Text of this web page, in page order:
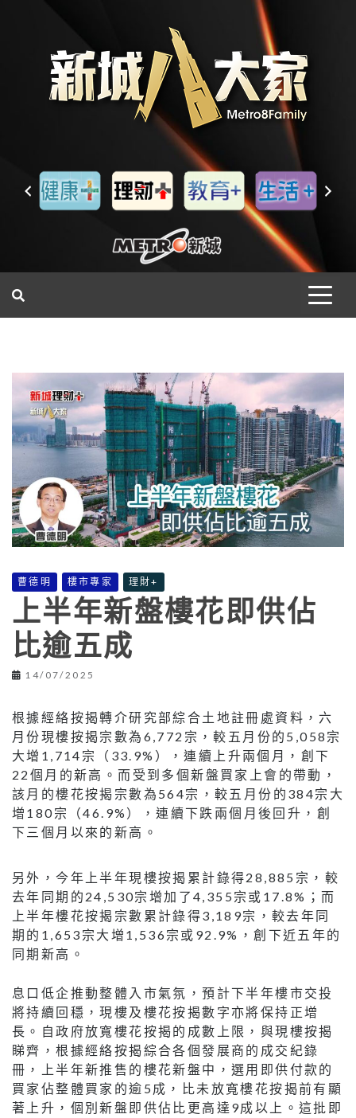
曹德明 樓市專家 理財+
上半年新盤樓花即供佔
比逾五成
14/07/2025
根據經絡按揭轉介研究部綜合土地註冊處資料，六
月份現樓按揭宗數為6,772宗，較五月份的5,058宗
大增1,714宗（33.9%），連續上升兩個月，創下
22個月的新高。而受到多個新盤買家上會的帶動，
該月的樓花按揭宗數為564宗，較五月份的384宗大
增180宗（46.9%），連續下跌兩個月後回升，創
下三個月以來的新高。
另外，今年上半年現樓按揭累計錄得28,885宗，較
去年同期的24,530宗增加了4,355宗或17.8%；而
上半年樓花按揭宗數累計錄得3,189宗，較去年同
期的1,653宗大增1,536宗或92.9%，創下近五年的
同期新高。
息口低企推動整體入市氣氛，預計下半年樓市交投
將持續回穩，現樓及樓花按揭數字亦將保持正增
長。自政府放寬樓花按揭的成數上限，與現樓按揭
睇齊，根據經絡按揭綜合各個發展商的成交紀錄
冊，上半年新推售的樓花新盤中，選用即供付款的
買家佔整體買家的逾5成，比未放寬樓花按揭前有顯
著上升，個別新盤即供佔比更高達9成以上。這批即